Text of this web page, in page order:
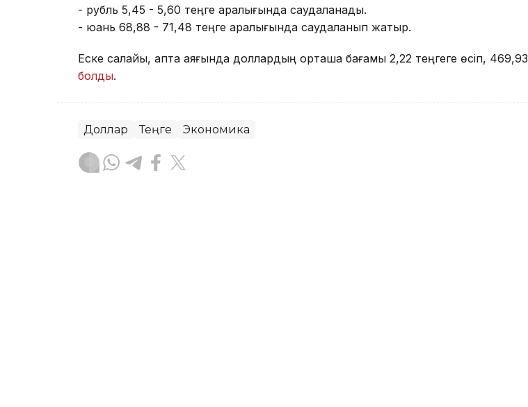
- рубль 5,45 - 5,60 теңге аралығында саудаланады.
- юань 68,88 - 71,48 теңге аралығында саудаланып жатыр.
Еске салайық, апта аяғында доллардың орташа бағамы 2,22 теңгеге өсіп, 469,93
болды.
Доллар Теңге Экономика